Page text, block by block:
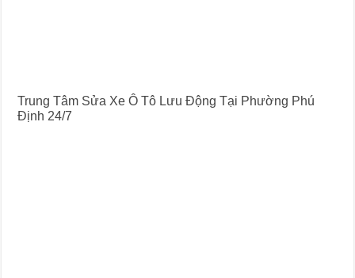
Trung Tâm Sửa Xe Ô Tô Lưu Động Tại Phường Phú
Định 24/7